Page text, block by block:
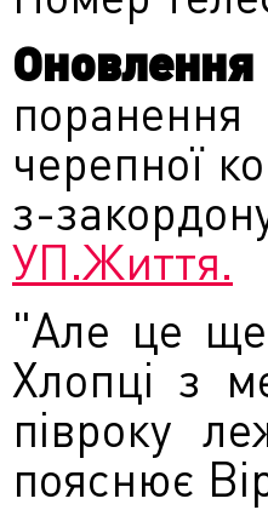
черепної
з-
УП.Життя.
"Але це
Хлопці з
півроку
пояснює